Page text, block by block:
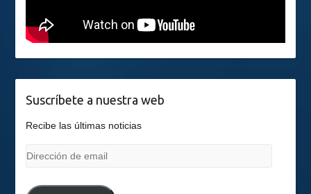
Suscríbete a nuestra web
Recibe las últimas noticias
Dirección
email